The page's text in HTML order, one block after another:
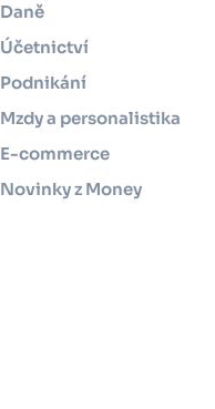
Daně
Účetnictví
Podnikání
Mzdy a personalistika
E-commerce
Novinky z Money